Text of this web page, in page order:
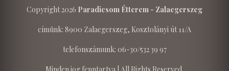
Copyright 2026 Paradicsom Étterem - Zalaegerszeg
címünk: 8900 Zalaegerszeg, Kosztolányi út 11/A
telefonszámunk: 06-30/532 39 97